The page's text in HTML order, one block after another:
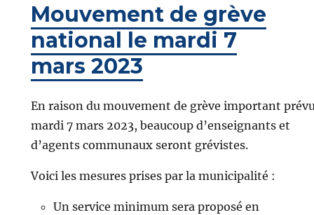
Mouvement de grève
national le mardi 7
mars 2023
En raison du mouvement de grève important
mardi 7 mars 2023, beaucoup d’enseignants et
d’agents communaux seront grévistes.
Voici les mesures prises par la municipalité :
Un service minimum sera proposé en